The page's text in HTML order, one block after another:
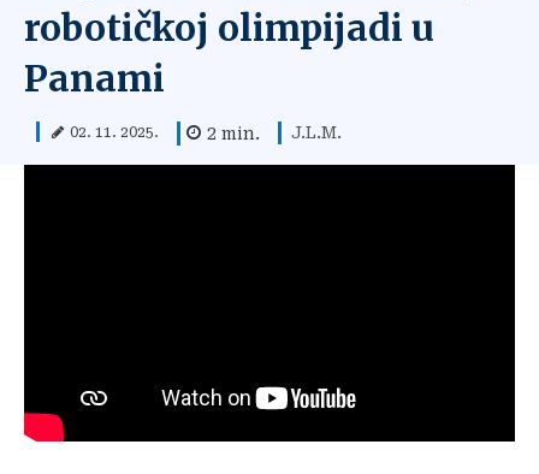
robotičkoj olimpijadi u
Panami
02. 11. 2025. 2 min. J.L.M.